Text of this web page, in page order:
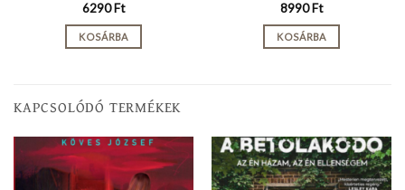
6290Ft
KOSÁRBA
8990Ft
KOSÁRBA
KAPCSOLÓDÓ TERMÉKEK